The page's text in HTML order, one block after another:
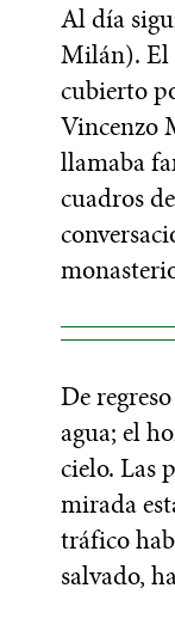
Al día
Milán). El
cubierto
Vincenzo
llamaba
cuadros
De
agua; el
cielo. Las
mirada
tráfico
salvado,